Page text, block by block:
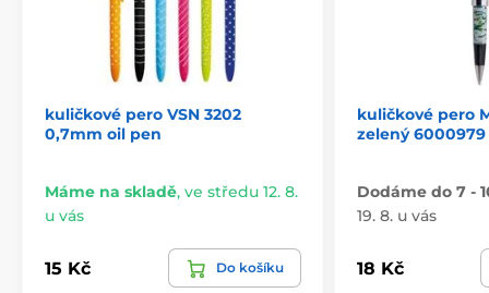
kuličkové pero VSN 3202
0,7mm oil pen
Máme na skladě, ve středu 12. 8.
u vás
15 Kč Do košíku
kuličkové pero
zelený 6000979
Dodáme do 7 -
19. 8. u vás
18 Kč